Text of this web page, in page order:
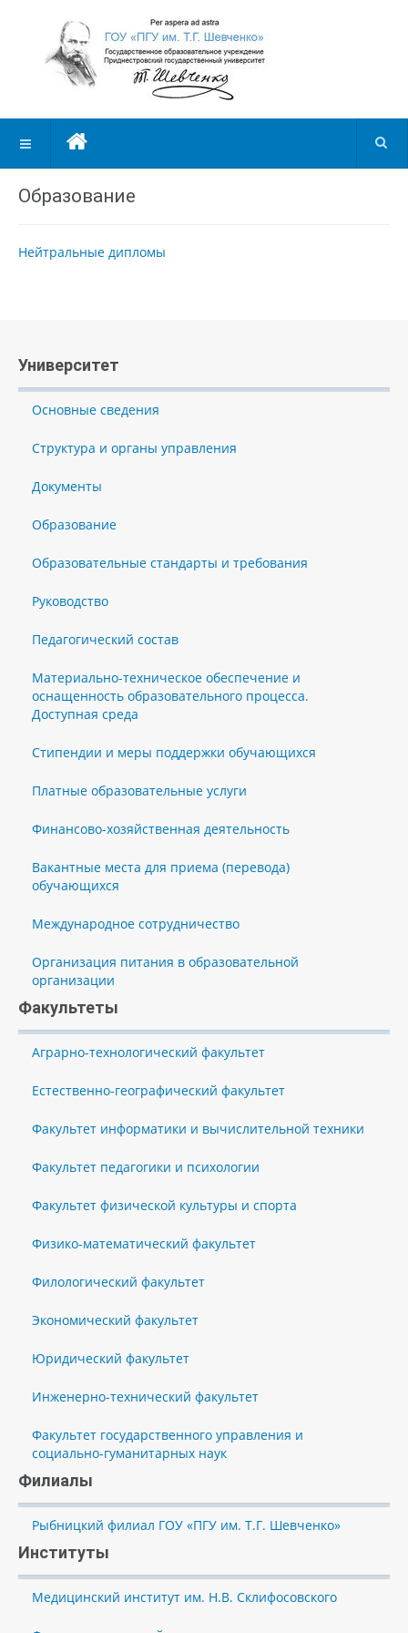
Образование
Нейтральные дипломы
Университет
Основные сведения
Структура и органы управления
Документы
Образование
Образовательные стандарты и требования
Руководство
Педагогический состав
Материально-техническое обеспечение и
оснащенность образовательного процесса.
Доступная среда
Стипендии и меры поддержки обучающихся
Платные образовательные услуги
Финансово-хозяйственная деятельность
Вакантные места для приема (перевода)
обучающихся
Международное сотрудничество
Организация питания в образовательной
организации
Факультеты
Аграрно-технологический факультет
Естественно-географический факультет
Факультет информатики и вычислительной техники
Факультет педагогики и психологии
Факультет физической культуры и спорта
Физико-математический факультет
Филологический факультет
Экономический факультет
Юридический факультет
Инженерно-технический факультет
Факультет государственного управления и
социально-гуманитарных наук
Филиалы
Рыбницкий филиал ГОУ «ПГУ им. Т.Г. Шевченко»
Институты
Медицинский институт им. Н.В. Склифосовского